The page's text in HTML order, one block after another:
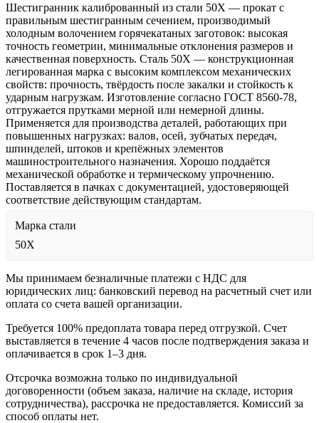
Шестигранник калиброванный из стали 50Х — прокат с
правильным шестигранным сечением, производимый
холодным волочением горячекатаных заготовок: высокая
точность геометрии, минимальные отклонения размеров и
качественная поверхность. Сталь 50Х — конструкционная
легированная марка с высоким комплексом механических
свойств: прочность, твёрдость после закалки и стойкость к
ударным нагрузкам. Изготовление согласно ГОСТ 8560-78,
отгружается прутками мерной или немерной длины.
Применяется для производства деталей, работающих при
повышенных нагрузках: валов, осей, зубчатых передач,
шпинделей, штоков и крепёжных элементов
машиностроительного назначения. Хорошо поддаётся
механической обработке и термическому упрочнению.
Поставляется в пачках с документацией, удостоверяющей
соответствие действующим стандартам.
Марка стали
50Х
Мы принимаем безналичные платежи с НДС для
юридических лиц: банковский перевод на расчетный счет или
оплата со счета вашей организации.
Требуется 100% предоплата товара перед отгрузкой. Счет
выставляется в течение 4 часов после подтверждения заказа и
оплачивается в срок 1–3 дня.
Отсрочка возможна только по индивидуальной
договоренности (объем заказа, наличие на складе, история
сотрудничества), рассрочка не предоставляется. Комиссий за
способ оплаты нет.